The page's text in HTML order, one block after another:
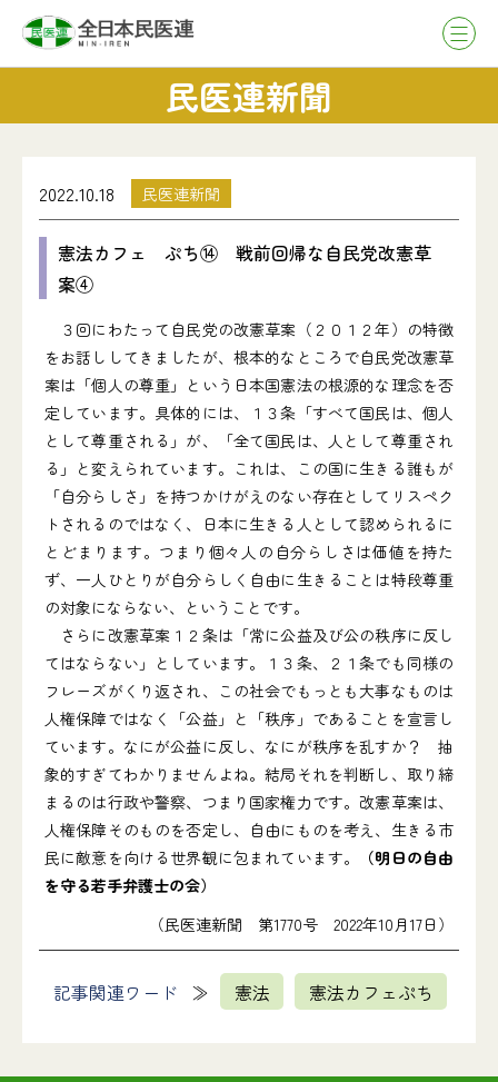
民医連新聞
2022.10.18 民医連新聞
憲法カフェ ぷち⑭ 戦前回帰な自民党改憲草
案④
３回にわたって自民党の改憲草案（２０１２年）の特徴
をお話ししてきましたが、根本的なところで自民党改憲草
案は「個人の尊重」という日本国憲法の根源的な理念を否
定しています。具体的には、１３条「すべて国民は、個人
として尊重される」が、「全て国民は、人として尊重され
る」と変えられています。これは、この国に生きる誰もが
「自分らしさ」を持つかけがえのない存在としてリスペク
トされるのではなく、日本に生きる人として認められるに
とどまります。つまり個々人の自分らしさは価値を持た
ず、一人ひとりが自分らしく自由に生きることは特段尊重
の対象にならない、ということです。
さらに改憲草案１２条は「常に公益及び公の秩序に反し
てはならない」としています。１３条、２１条でも同様の
フレーズがくり返され、この社会でもっとも大事なものは
人権保障ではなく「公益」と「秩序」であることを宣言し
ています。なにが公益に反し、なにが秩序を乱すか？ 抽
象的すぎてわかりませんよね。結局それを判断し、取り締
まるのは行政や警察、つまり国家権力です。改憲草案は、
人権保障そのものを否定し、自由にものを考え、生きる市
民に敵意を向ける世界観に包まれています。
（明日の自由
を守る若手弁護士の会）
（民医連新聞 第1770号 2022年10月17日）
記事関連ワード 憲法 憲法カフェぷち